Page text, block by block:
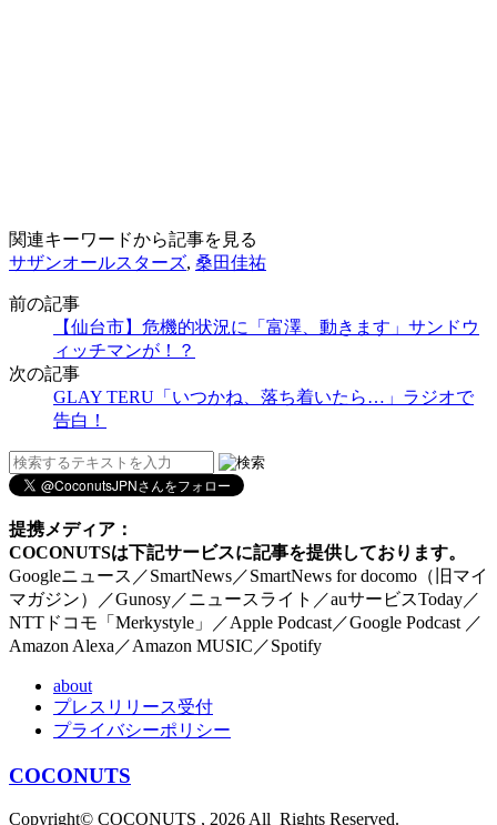
関連キーワードから記事を見る
サザンオールスターズ, 桑田佳祐
前の記事
【仙台市】危機的状況に「富澤、動きます」サンドウ
ィッチマンが！？
次の記事
GLAY TERU「いつかね、落ち着いたら…」ラジオで
告白！
提携メディア：
COCONUTSは下記サービスに記事を提供しております。
Googleニュース／SmartNews／SmartNews for docomo（旧マイ
マガジン）／Gunosy／ニュースライト／auサービスToday／
NTTドコモ「Merkystyle」／Apple Podcast／Google Podcast ／
Amazon Alexa／Amazon MUSIC／Spotify
about
プレスリリース受付
プライバシーポリシー
COCONUTS
Copyright© COCONUTS , 2026 All Rights Reserved.